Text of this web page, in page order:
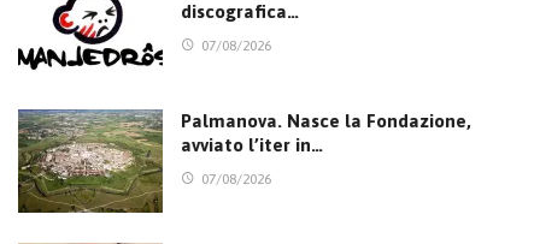
discografica…
07/08/2026
Palmanova. Nasce la Fondazione,
avviato l’iter in…
07/08/2026